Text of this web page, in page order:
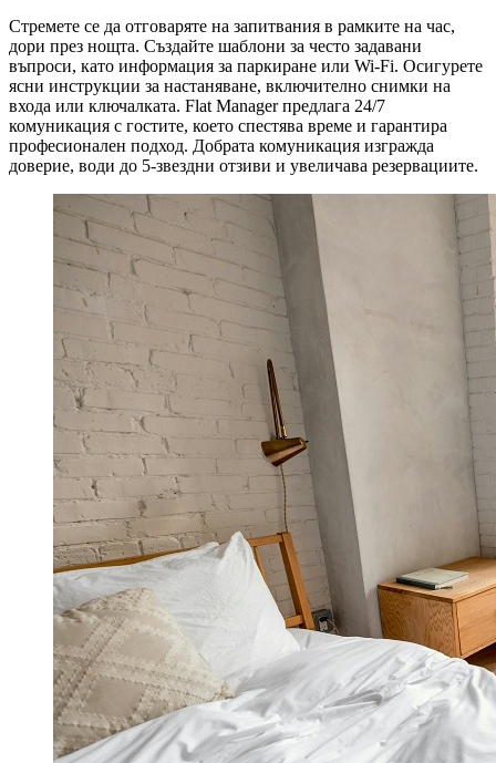
Стремете се да отговаряте на запитвания в рамките на час,
дори през нощта. Създайте шаблони за често задавани
въпроси, като информация за паркиране или Wi-Fi. Осигурете
ясни инструкции за настаняване, включително снимки на
входа или ключалката. Flat Manager предлага 24/7
комуникация с гостите, което спестява време и гарантира
професионален подход. Добрата комуникация изгражда
доверие, води до 5-звездни отзиви и увеличава резервациите.